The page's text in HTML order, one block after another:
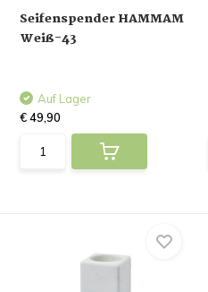
Seifenspender HAMMAM
Weiß-43
Auf Lager
€ 49,90